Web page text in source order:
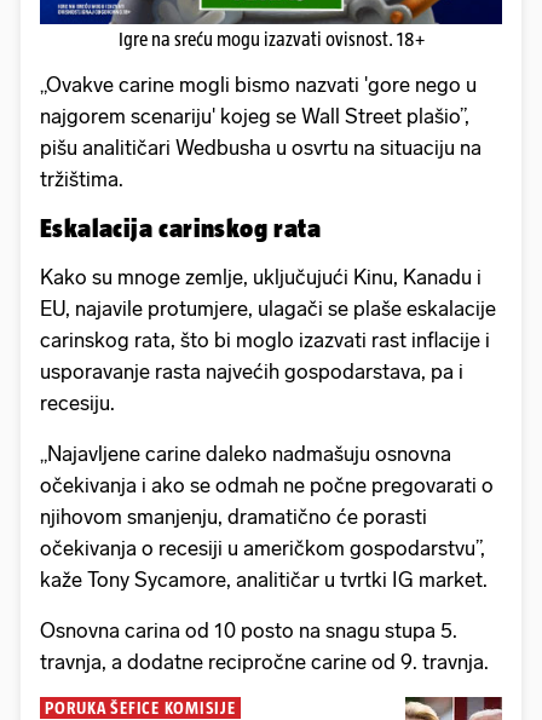
Igre na sreću mogu izazvati ovisnost. 18+
„Ovakve carine mogli bismo nazvati 'gore nego u
najgorem scenariju' kojeg se Wall Street plašio”,
pišu analitičari Wedbusha u osvrtu na situaciju na
tržištima.
Eskalacija carinskog rata
Kako su mnoge zemlje, uključujući Kinu, Kanadu i
EU, najavile protumjere, ulagači se plaše eskalacije
carinskog rata, što bi moglo izazvati rast inflacije i
usporavanje rasta najvećih gospodarstava, pa i
recesiju.
„Najavljene carine daleko nadmašuju osnovna
očekivanja i ako se odmah ne počne pregovarati o
njihovom smanjenju, dramatično će porasti
očekivanja o recesiji u američkom gospodarstvu”,
kaže Tony Sycamore, analitičar u tvrtki IG market.
Osnovna carina od 10 posto na snagu stupa 5.
travnja, a dodatne recipročne carine od 9. travnja.
PORUKA ŠEFICE KOMISIJE